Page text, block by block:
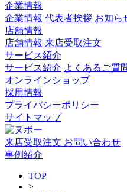
企業情報
企業情報 代表者挨拶 お知ら
店舗情報
店舗情報 来店受取注文
サービス紹介
サービス紹介 よくあるご質
オンラインショップ
採用情報
プライバシーポリシー
サイトマップ
来店受取注文 お問い合わせ
事例紹介
TOP
>